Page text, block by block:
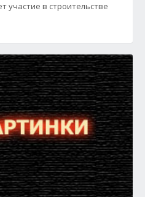
участие в строительстве